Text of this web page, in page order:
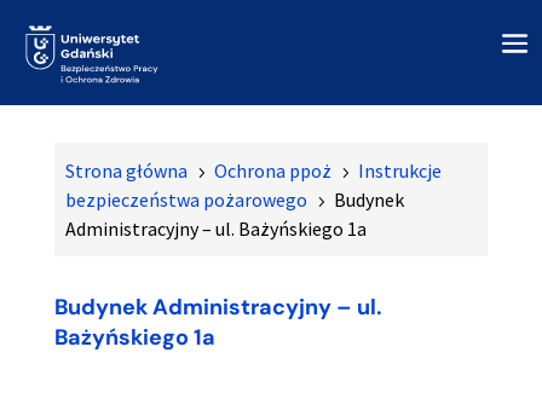
Strona główna 5 Ochrona ppoż 5 Instrukcje
bezpieczeństwa pożarowego
5 Budynek
Administracyjny – ul. Bażyńskiego 1a
Budynek Administracyjny – ul.
Bażyńskiego 1a